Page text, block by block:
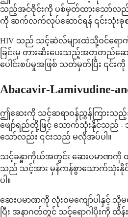
သည့်အင်ဇိုင်းကို ပစ်မှတ်ထားသော်လည်း
ကို ဆက်လက်လုပ်ဆောင်ရန် ၎င်းသုံးခု
HIV သည် သင့်ဆဲလ်များထဲသို့ဝင်ရောက်သ
ခြင်းမှ တားဆီးပေးသည့်အတုတည်ဆ
ပေါင်းစပ်မှုအဖြစ် သတ်မှတ်ပြီး ၎င်
Abacavir-
ဤဆေးကို သင့်ဆရာဝန်ညွှန်ကြားသည့်အ
ဖျော်ရည်တို့ဖြင့် သောက်သုံးနိုင်သည်
သော်လည်း ၎င်းသည် မလိုအပ်ပါ။
သင့်ခန္ဓာကိုယ်အတွင်း ဆေးပမာဏကို
သည် သင့်အား မှန်ကန်စွာသောက်သုံး
ပါ။
ဆေးပမာဏကို လုံးဝမကျော်ပါနှင့်
ပြီး အနာဂတ်တွင် သင့်ရောဂါပိုးကို ထိ